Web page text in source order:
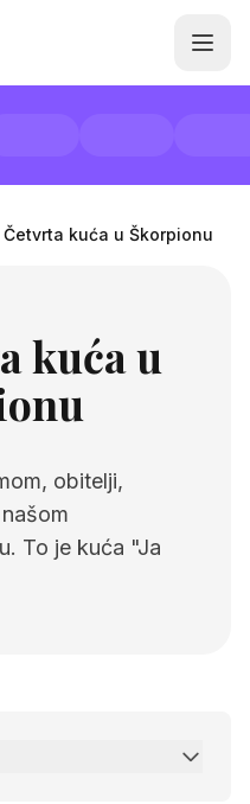
Četvrta kuća u Škorpionu
kuća u
obitelji,
To je kuća "Ja